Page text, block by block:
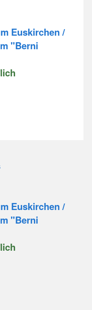
Euskirchen /
"Berni
Euskirchen /
"Berni